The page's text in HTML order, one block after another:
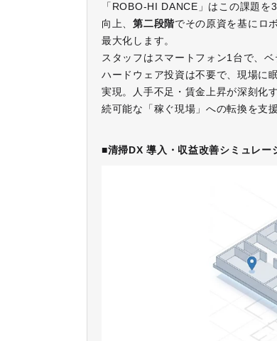
「ROBO-HI DANCE」はこの課題を
向上、第二段階でその原資を基にロ
最大化します。
スタッフはスマートフォン1台で、
ハードウェア投資は不要で、現場に
実現。人手不足・賃金上昇が深刻化
続可能な「稼ぐ現場」への転換を支
■清掃DX導入・収益改善シミュレー